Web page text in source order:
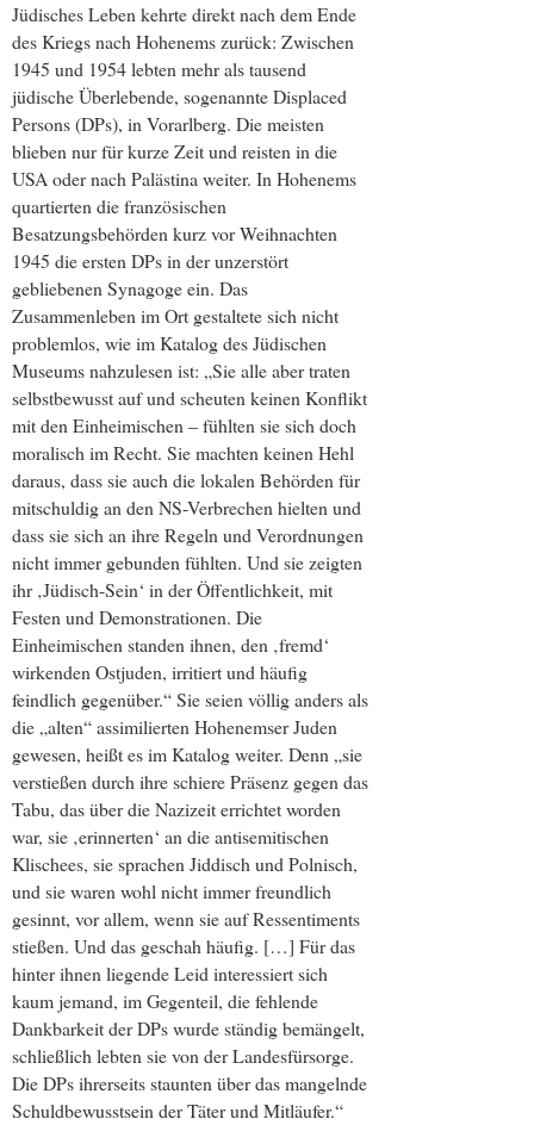
Jüdisches Leben kehrte direkt nach dem Ende
des Kriegs nach Hohenems zurück: Zwischen
1945 und 1954 lebten mehr als tausend
jüdische Überlebende, sogenannte Displaced
Persons (DPs), in Vorarlberg. Die meisten
blieben nur für kurze Zeit und reisten in die
USA oder nach Palästina weiter. In Hohenems
quartierten die französischen
Besatzungsbehörden kurz vor Weihnachten
1945 die ersten DPs in der unzerstört
gebliebenen Synagoge ein. Das
Zusammenleben im Ort gestaltete sich nicht
problemlos, wie im Katalog des Jüdischen
Museums nahzulesen ist: „Sie alle aber traten
selbstbewusst auf und scheuten keinen Konflikt
mit den Einheimischen – fühlten sie sich doch
moralisch im Recht. Sie machten keinen Hehl
daraus, dass sie auch die lokalen Behörden für
mitschuldig an den NS-Verbrechen hielten und
dass sie sich an ihre Regeln und Verordnungen
nicht immer gebunden fühlten. Und sie zeigten
ihr ‚Jüdisch-Sein‘ in der Öffentlichkeit, mit
Festen und Demonstrationen. Die
Einheimischen standen ihnen, den ‚fremd‘
wirkenden Ostjuden, irritiert und häufig
feindlich gegenüber.“ Sie seien völlig anders als
die „alten“ assimilierten Hohenemser Juden
gewesen, heißt es im Katalog weiter. Denn „sie
verstießen durch ihre schiere Präsenz gegen das
Tabu, das über die Nazizeit errichtet worden
war, sie ‚erinnerten‘ an die antisemitischen
Klischees, sie sprachen Jiddisch und Polnisch,
und sie waren wohl nicht immer freundlich
gesinnt, vor allem, wenn sie auf Ressentiments
stießen. Und das geschah häufig. […] Für das
hinter ihnen liegende Leid interessiert sich
kaum jemand, im Gegenteil, die fehlende
Dankbarkeit der DPs wurde ständig bemängelt,
schließlich lebten sie von der Landesfürsorge.
Die DPs ihrerseits staunten über das mangelnde
Schuldbewusstsein der Täter und Mitläufer.“